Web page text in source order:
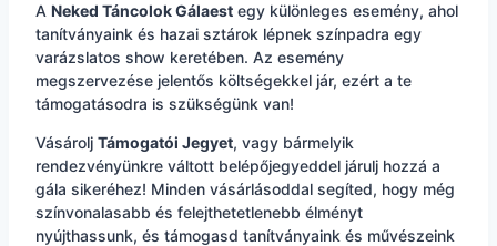
A Neked Táncolok Gálaest egy különleges esemény, ahol
tanítványaink és hazai sztárok lépnek színpadra egy
varázslatos show keretében. Az esemény
megszervezése jelentős költségekkel jár, ezért a te
támogatásodra is szükségünk van!
Vásárolj Támogatói Jegyet, vagy bármelyik
rendezvényünkre váltott belépőjegyeddel járulj hozzá a
gála sikeréhez! Minden vásárlásoddal segíted, hogy még
színvonalasabb és felejthetetlenebb élményt
nyújthassunk, és támogasd tanítványaink és művészeink